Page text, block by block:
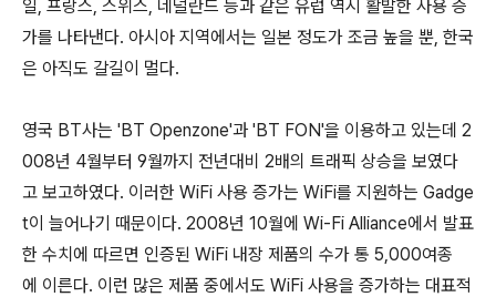
일, 프랑스, 스위스, 네덜란드 등과 같은 유럽 역시 활발한 사용 증
가를 나타낸다. 아시아 지역에서는 일본 정도가 조금 높을 뿐, 한국
은 아직도 갈길이 멀다.
영국 BT사는 'BT Openzone'과 'BT FON'을 이용하고 있는데 2
008년 4월부터 9월까지 전년대비 2배의 트래픽 상승을 보였다
고 보고하였다. 이러한 WiFi 사용 증가는 WiFi를 지원하는 Gadge
t이 늘어나기 때문이다. 2008년 10월에 Wi-Fi Alliance에서 발표
한 수치에 따르면 인증된 WiFi 내장 제품의 수가 통 5,000여종
에 이른다. 이런 많은 제품 중에서도 WiFi 사용을 증가하는 대표적